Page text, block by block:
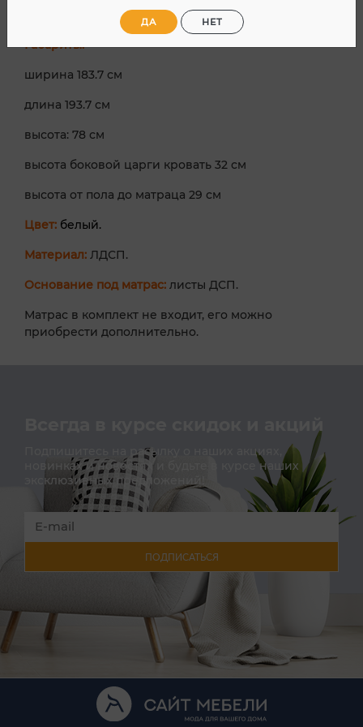
спального места 180х190 см.
Габариты:
ширина 183.7 см
длина 193.7 см
высота: 78 см
высота боковой царги кровать 32 см
высота от пола до матраца 29 см
Цвет: белый.
Материал: ЛДСП.
Основание под матрас: листы ДСП.
Матрас в комплект не входит, его можно
приобрести дополнительно.
Всегда в курсе скидок и акций
Подпишитесь на расылку о наших акциях,
новинках и новостях и будьте в курсе наших
эксклюзивных предложений!
ПОДПИСАТЬСЯ
ДА НЕТ